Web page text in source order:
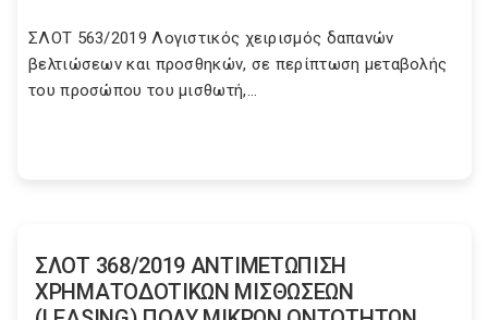
ΣΛΟΤ 563/2019 Λογιστικός χειρισμός δαπανών
βελτιώσεων και προσθηκών, σε περίπτωση μεταβολής
του προσώπου του μισθωτή,...
ΣΛΟΤ 368/2019 ΑΝΤΙΜΕΤΩΠΙΣΗ
ΧΡΗΜΑΤΟΔΟΤΙΚΩΝ ΜΙΣΘΩΣΕΩΝ